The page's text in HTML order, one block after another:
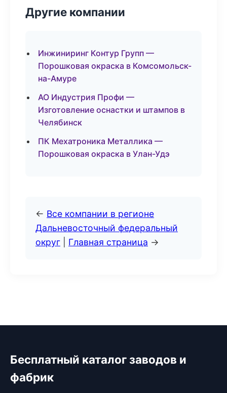
Другие компании
Инжиниринг Контур Групп —
Порошковая окраска в Комсомольск-
на-Амуре
АО Индустрия Профи —
Изготовление оснастки и штампов в
Челябинск
ПК Мехатроника Металлика —
Порошковая окраска в Улан-Удэ
← Все компании в регионе
Дальневосточный федеральный
округ
Главная страница →
Бесплатный каталог заводов и
фабрик